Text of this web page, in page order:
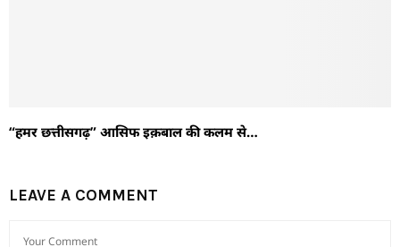
“हमर छत्तीसगढ़” आसिफ इक़बाल की कलम से…
LEAVE A COMMENT